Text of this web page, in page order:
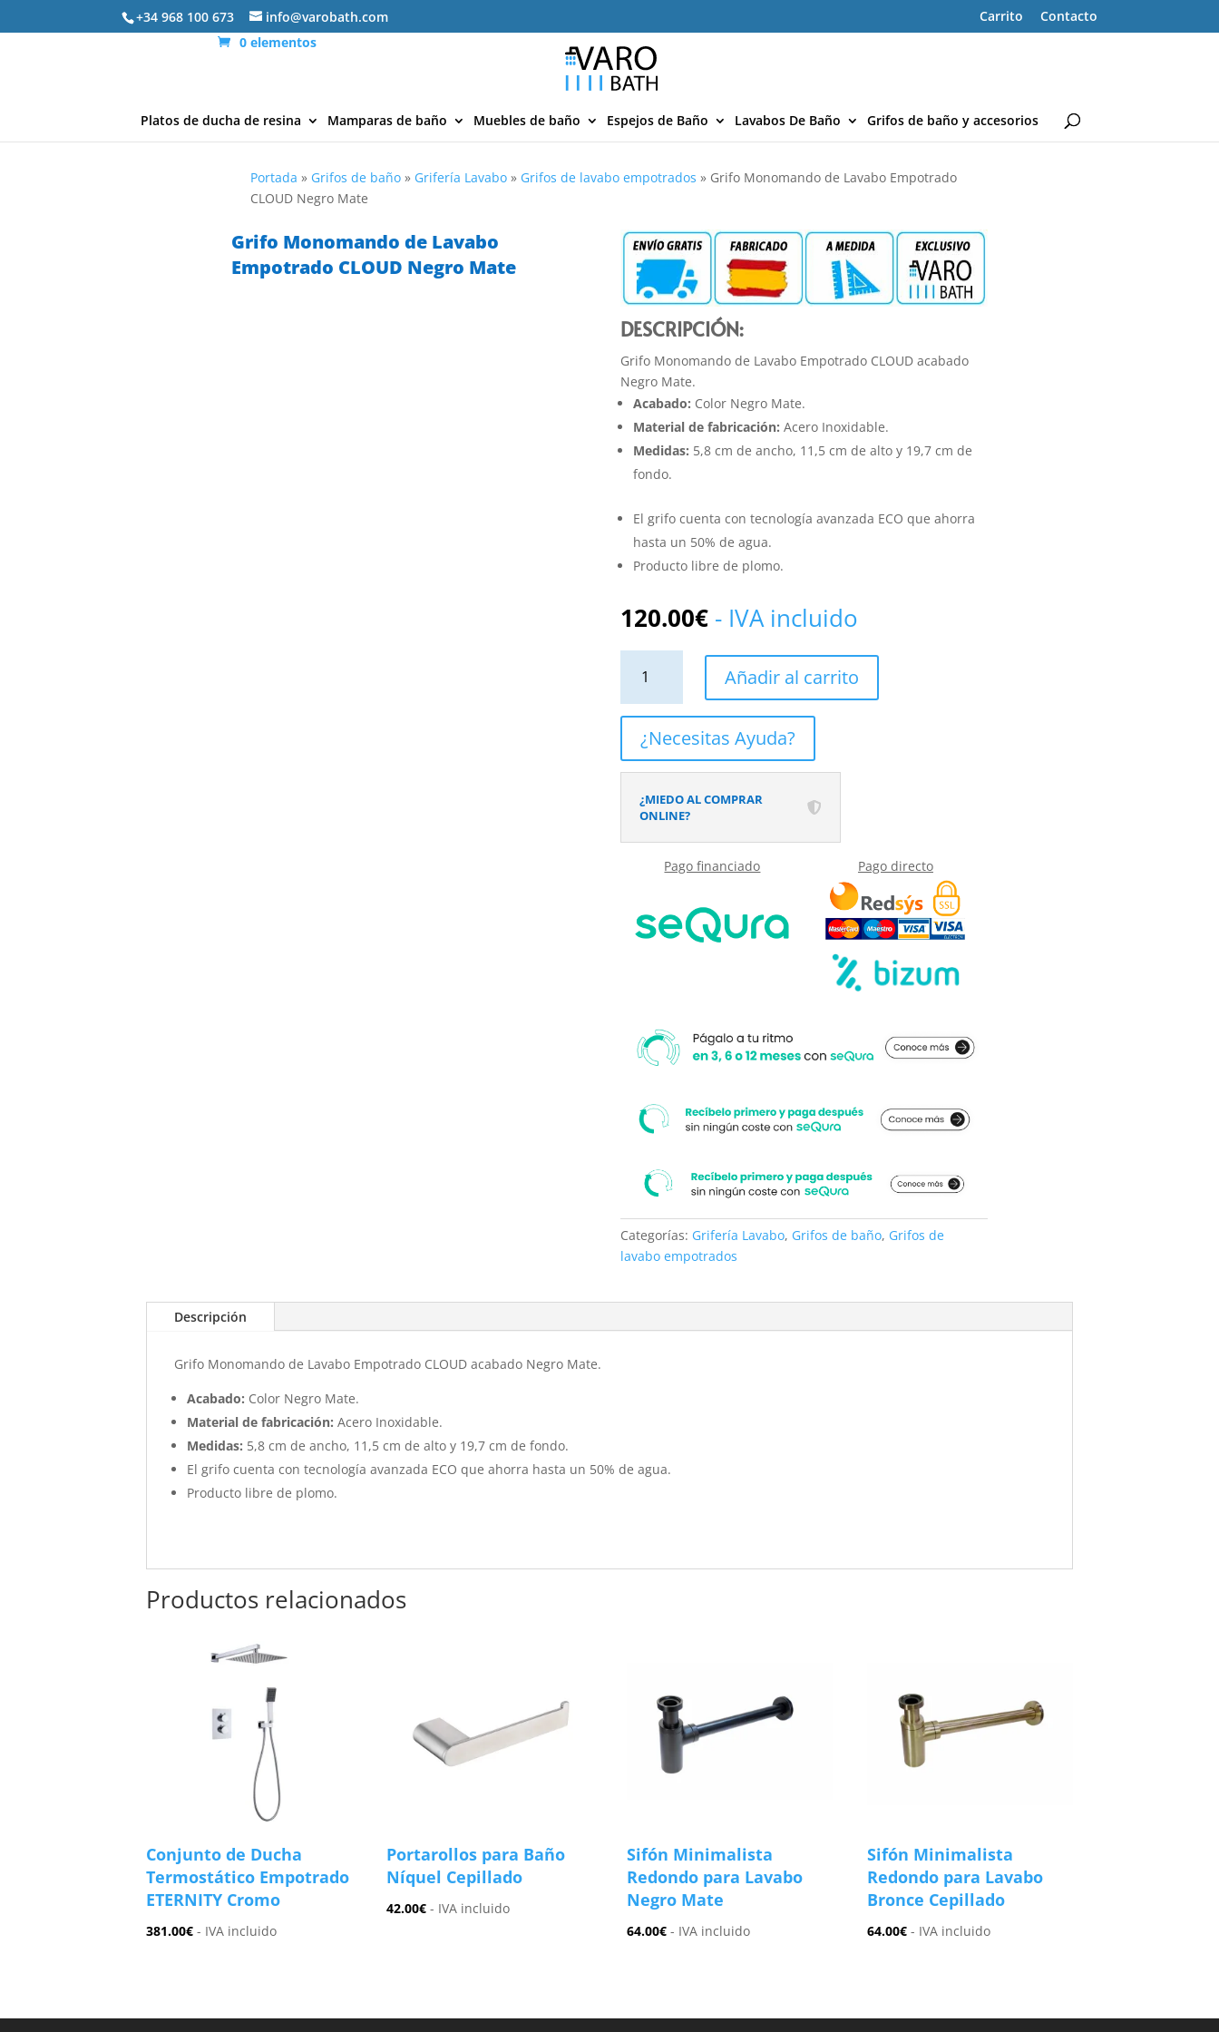
+34 968 100 673 info@varobath.com Carrito
Contacto
0 elementos
Platos de ducha de resina Mamparas de baño Muebles de baño Espejos de Baño Lavabos De Baño Grifos de baño y accesorios
Portada » Grifos de baño » Grifería Lavabo » Grifos de lavabo empotrados » Grifo Monomando de Lavabo Empotrado
CLOUD Negro Mate
Grifo Monomando de Lavabo
Empotrado CLOUD Negro Mate
DESCRIPCIÓN:
Grifo Monomando de Lavabo Empotrado CLOUD acabado
Negro Mate.
Acabado: Color Negro Mate.
Material de fabricación:Acero Inoxidable.
Medidas: 5,8 cm de ancho, 11,5 cm de alto y 19,7 cm de
fondo.
El grifo cuenta con tecnología avanzada ECO que ahorra
hasta un 50% de agua.
Producto libre de plomo.
120.00€ - IVA incluido
Monomando
de
Lavabo
Empotrado
CLOUD
Mate
Añadir al carrito
¿Necesitas Ayuda?
¿MIEDO AL COMPRAR
ONLINE?
Pago financiado Pago directo
Categorías: Grifería Lavabo, Grifos de baño, Grifos de
lavabo empotrados
Descripción
Grifo Monomando de Lavabo Empotrado CLOUD acabado Negro Mate.
Acabado: Color Negro Mate.
Material de fabricación:Acero Inoxidable.
Medidas: 5,8 cm de ancho, 11,5 cm de alto y 19,7 cm de fondo.
El grifo cuenta con tecnología avanzada ECO que ahorra hasta un 50% de agua.
Producto libre de plomo.
Productos relacionados
Conjunto de Ducha
Termostático Empotrado
ETERNITY Cromo
381.00€ - IVA incluido
Portarollos para Baño
Níquel Cepillado
42.00€ - IVA incluido
Sifón Minimalista
Redondo para Lavabo
Negro Mate
64.00€ - IVA incluido
Sifón Minimalista
Redondo para Lavabo
Bronce Cepillado
64.00€ - IVA incluido